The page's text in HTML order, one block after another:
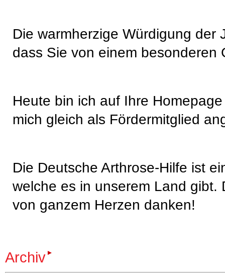
Die warmherzige Würdigung der
dass Sie von einem besonderen
Heute bin ich auf Ihre
mich gleich als Fördermitglied
Die Deutsche Arthrose-Hilfe ist
welche es in unserem Land gibt.
von ganzem Herzen danken!
Archiv